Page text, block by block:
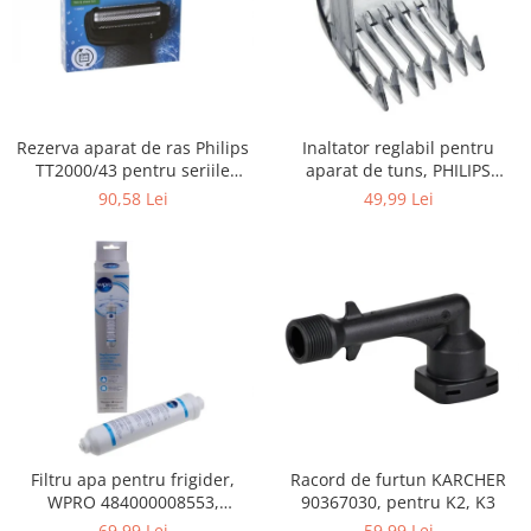
Gaming, Carti & Birotica
Birotica & Papetarie
Accesorii aparate de ras electrice
Accesorii aparate hair styling
Aparate & Accesorii ingrijire
personala
Aparate cosmetice
Articole Sanatate si Wellness
Consumabile sanitare
Cosmetice si produse ingrijire
personala
Igiena dentara
Jucarii, Copii & Bebe
Camera copilului
Hrana bebelusi
Rezerva aparat de ras Philips
TT2000/43 pentru seriile
Bodygroom 3000/5000/7000 si
90,58 Lei
Inaltator reglabil pentru
aparat de tuns, PHILIPS
422203633281, 3-15 mm,
49,99 Lei
Filtru apa pentru frigider,
WPRO 484000008553,
compatibil cu Samsung, AEG,
Racord de furtun KARCHER
90367030, pentru K2, K3